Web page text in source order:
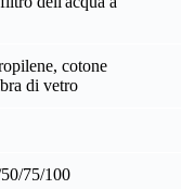
cotone
di vetro
75/100